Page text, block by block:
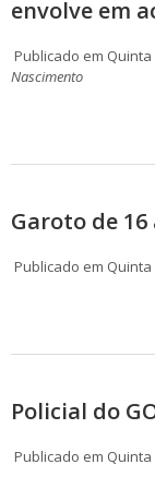
envolve em
Publicado em Quinta
Nascimento
Garoto de
Publicado em Quinta
Policial do
Publicado em Quinta